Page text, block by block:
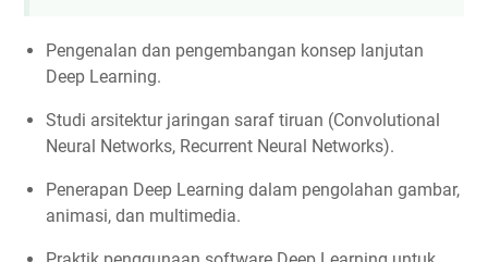
Pengenalan dan pengembangan konsep lanjutan
Deep Learning.
Studi arsitektur jaringan saraf tiruan (Convolutional
Neural Networks, Recurrent Neural Networks).
Penerapan Deep Learning dalam pengolahan gambar,
animasi, dan multimedia.